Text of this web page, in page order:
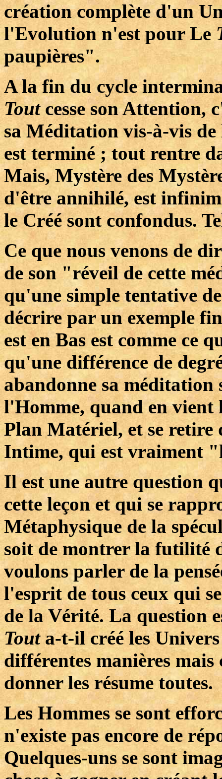
création complète d'un
l'Evolution n'est pour Le
paupières".
A la fin du cycle
Tout cesse son Attention,
sa Méditation vis-à-vis
est terminé ; tout rentre
Mais, Mystère des
d'être annihilé, est
le Créé sont confondus.
Ce que nous venons de
de son "réveil de cette
qu'une simple tentative
décrire par un exemple
est en Bas est comme ce
qu'une différence de
abandonne sa méditation
l'Homme, quand en vient
Plan Matériel, et se
Intime, qui est vraiment
Il est une autre question
cette leçon et qui se
Métaphysique de la
soit de montrer la futilité
voulons parler de la
l'esprit de tous ceux qui
de la Vérité. La question
Tout a-t-il créé les
différentes manières mais
donner les résume toutes.
Les Hommes se sont
n'existe pas encore de
Quelques-uns se sont